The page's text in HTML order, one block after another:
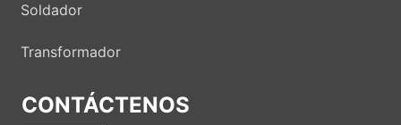
Soldador
Transformador
CONTÁCTENOS